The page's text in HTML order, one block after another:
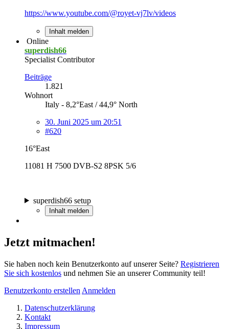
https://www.youtube.com/@royet-vj7lv/videos
Inhalt melden
Online
superdish66
Specialist Contributor
Beiträge
1.821
Wohnort
Italy - 8,2°East / 44,9° North
30. Juni 2025 um 20:51
#620
16°East
11081 H 7500 DVB-S2 8PSK 5/6
superdish66 setup
Inhalt melden
Jetzt mitmachen!
Sie haben noch kein Benutzerkonto auf unserer Seite? Registrieren
Sie sich kostenlos und nehmen Sie an unserer Community teil!
Benutzerkonto erstellen Anmelden
Datenschutzerklärung
Kontakt
Impressum